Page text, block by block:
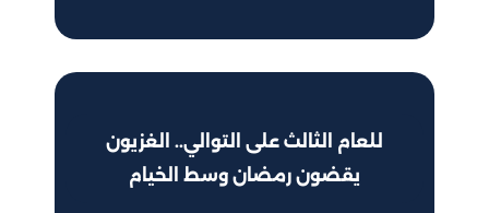
للعام الثالث على التوالي.. الغزيون
يقضون رمضان وسط الخيام